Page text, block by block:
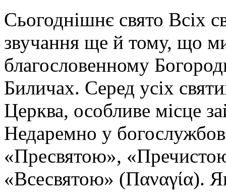
Сьогоднішнє свято Всіх
звучання ще й тому, що
благословенному
Биличах. Серед усіх
Церква, особливе місце
Недаремно у
«Пресвятою»,
«Всесвятою» (Παναγία).